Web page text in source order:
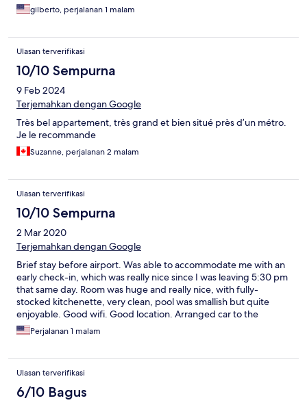
gilberto, perjalanan 1 malam
Ulasan terverifikasi
10/10 Sempurna
9 Feb 2024
Terjemahkan dengan Google
Très bel appartement, très grand et bien situé près d’un métro.
Je le recommande
Suzanne, perjalanan 2 malam
Ulasan terverifikasi
10/10 Sempurna
2 Mar 2020
Terjemahkan dengan Google
Brief stay before airport. Was able to accommodate me with an
early check-in, which was really nice since I was leaving 5:30 pm
that same day. Room was huge and really nice, with fully-
stocked kitchenette, very clean, pool was smallish but quite
enjoyable. Good wifi. Good location. Arranged car to the
airport.Perjalanan 1 malam
Ulasan terverifikasi
6/10 Bagus